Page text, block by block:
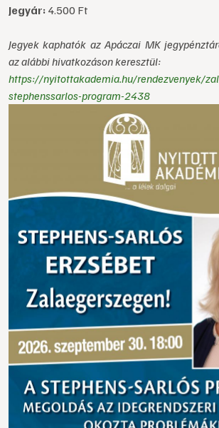
Jegyár: 4.500 Ft
Jegyek kaphatók az Apáczai MK
az alábbi hivatkozáson keresztül:
https://nyitottakademia.hu/rendezvenyek/
stephenssarlos-program-2438